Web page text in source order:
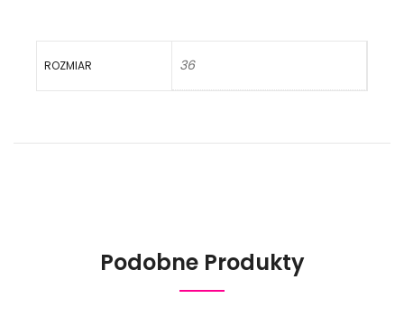
ROZMIAR 36
Podobne Produkty